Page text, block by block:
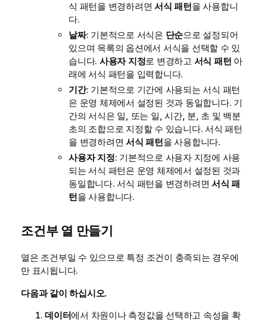
식 패턴을 변경하려면 서식 패턴을 사용합니
다.
날짜: 기본적으로 서식은 단순으로 설정되어
있으며 목록의 옵션에서 서식을 선택할 수 있
습니다. 사용자 지정로 변경하고 서식 패턴 아
래에 서식 패턴을 입력합니다.
기간: 기본적으로 기간에 사용되는 서식 패턴
은 운영 체제에서 설정된 것과 동일합니다. 기
간의 서식은 일, 또는 일, 시간, 분, 초 및 백분
초의 조합으로 지정할 수 있습니다. 서식 패턴
을 변경하려면 서식 패턴을 사용합니다.
사용자 지정: 기본적으로 사용자 지정에 사용
되는 서식 패턴은 운영 체제에서 설정된 것과
동일합니다. 서식 패턴을 변경하려면 서식 패
턴을 사용합니다.
조건부 열 만들기
열은 조건부일 수 있으므로 특정 조건이 충족되는 경우에
만 표시됩니다.
다음과 같이 하십시오.
데이터에서 차원이나 측정값을 선택하고 속성을 확